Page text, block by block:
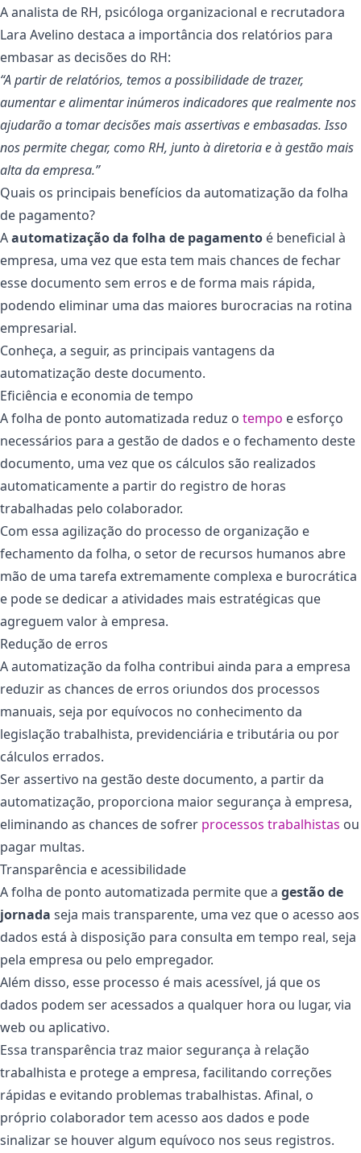
A analista de RH, psicóloga organizacional e recrutadora
Lara Avelino destaca a importância dos relatórios para
embasar as decisões do RH:
“A partir de relatórios, temos a possibilidade de trazer,
aumentar e alimentar inúmeros indicadores que realmente nos
ajudarão a tomar decisões mais assertivas e embasadas. Isso
nos permite chegar, como RH, junto à diretoria e à gestão mais
alta da empresa.”
Quais os principais benefícios da automatização da folha
de pagamento?
Aautomatização da folha de pagamento é beneficial à
empresa, uma vez que esta tem mais chances de fechar
esse documento sem erros e de forma mais rápida,
podendo eliminar uma das maiores burocracias na rotina
empresarial.
Conheça, a seguir, as principais vantagens da
automatização deste documento.
Eficiência e economia de tempo
A folha de ponto automatizada reduz o tempo e esforço
necessários para a gestão de dados e o fechamento deste
documento, uma vez que os cálculos são realizados
automaticamente a partir do registro de horas
trabalhadas pelo colaborador.
Com essa agilização do processo de organização e
fechamento da folha, o setor de recursos humanos abre
mão de uma tarefa extremamente complexa e burocrática
e pode se dedicar a atividades mais estratégicas que
agreguem valor à empresa.
Redução de erros
A automatização da folha contribui ainda para a empresa
reduzir as chances de erros oriundos dos processos
manuais, seja por equívocos no conhecimento da
legislação trabalhista, previdenciária e tributária ou por
cálculos errados.
Ser assertivo na gestão deste documento, a partir da
automatização, proporciona maior segurança à empresa,
eliminando as chances de sofrer processos trabalhistas ou
pagar multas.
Transparência e acessibilidade
A folha de ponto automatizada permite que a gestão de
jornada seja mais transparente, uma vez que o acesso aos
dados está à disposição para consulta em tempo real, seja
pela empresa ou pelo empregador.
Além disso, esse processo é mais acessível, já que os
dados podem ser acessados a qualquer hora ou lugar, via
web ou aplicativo.
Essa transparência traz maior segurança à relação
trabalhista e protege a empresa, facilitando correções
rápidas e evitando problemas trabalhistas. Afinal, o
próprio colaborador tem acesso aos dados e pode
sinalizar se houver algum equívoco nos seus registros.